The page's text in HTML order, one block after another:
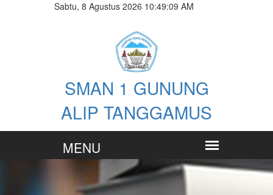
Sabtu, 8 Agustus 2026 10:49:09 AM
SMAN 1 GUNUNG
ALIP TANGGAMUS